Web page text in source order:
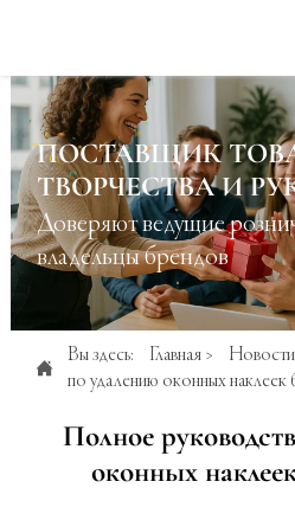
ПОСТАВЩИК
ТВОРЧЕСТВА И
Доверяют ведущие
владельцы брендов

Вы здесь: Главная> Новости
по удалению оконных наклеек
Полное
оконных